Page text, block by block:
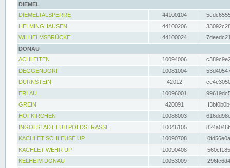
DIEMEL
DIEMELTALSPERRE
44100104
HELMINGHAUSEN
44100206
WILHELMSBRÜCKE
44100024
DONAU
ACHLEITEN
10094006
DEGGENDORF
10081004
DÜRNSTEIN
42012
ERLAU
10096001
GREIN
420091
HOFKIRCHEN
10088003
INGOLSTADT LUITPOLDSTRASSE
10046105
KACHLET SCHLEUSE UP
10090708
KACHLET WEHR UP
10090408
KELHEIM DONAU
10053009